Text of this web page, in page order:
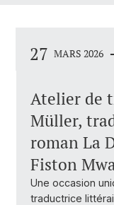
27 MARS 2026
Atelier de
Müller,
roman La
Fiston
Une occasion
traductrice